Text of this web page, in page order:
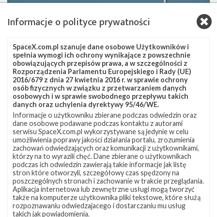
orbicie
Satelita Intelsat 35e umieszczony na
orbicie
czwartek, 6 lipca 2017 02:25
Start
rakiety
Falcon
Aktualizacja
Informacje o polityce prywatności
SpaceX.com.pl szanuje dane osobowe Użytkowników i
spełnia wymogi ich ochrony wynikające z powszechnie
obowiązujących przepisów prawa, a w szczególności z
Rozporządzenia Parlamentu Europejskiego i Rady (UE)
2016/679 z dnia 27 kwietnia 2016 r. w sprawie ochrony
osób fizycznych w związku z przetwarzaniem danych
osobowych i w sprawie swobodnego przepływu takich
danych oraz uchylenia dyrektywy 95/46/WE.
Informacje o użytkowniku zbierane podczas odwiedzin oraz
dane osobowe podawane podczas kontaktu z autorami
serwisu SpaceX.com.pl wykorzystywane są jedynie w celu
umożliwienia poprawy jakości działania portalu, zrozumienia
zachowań odwiedzających oraz komunikacji z użytkownikami,
którzy na to wyrazili chęć. Dane zbierane o użytkownikach
podczas ich odwiedzin zawierają takie informacje jak listę
stron które otworzyli, szczegółowy czas spędzony na
poszczególnych stronach i zachowanie w trakcie przeglądania.
Aplikacja internetowa lub zewnętrzne usługi mogą tworzyć
także na komputerze użytkownika pliki tekstowe, które służą
rozpoznawaniu odwiedzajacego i dostarczaniu mu usług
takich jak powiadomienia.